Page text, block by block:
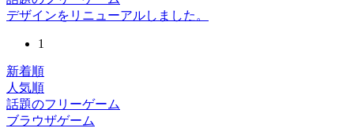
デザインをリニューアルしました。
1
新着順
人気順
話題のフリーゲーム
ブラウザゲーム